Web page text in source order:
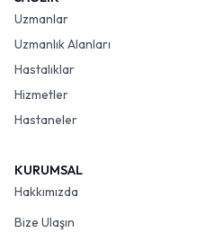
Uzmanlar
Uzmanlık Alanları
Hastalıklar
Hizmetler
Hastaneler
KURUMSAL
Hakkımızda
Bize Ulaşın